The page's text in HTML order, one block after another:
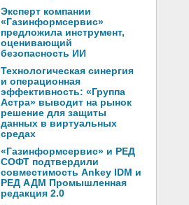
Эксперт компании
«Газинформсервис»
предложила инструмент,
оценивающий
безопасность ИИ
Технологическая синергия
и операционная
эффективность: «Группа
Астра» выводит на рынок
решение для защиты
данных в виртуальных
средах
«Газинформсервис» и РЕД
СОФТ подтвердили
совместимость Ankey IDM и
РЕД АДМ Промышленная
редакция 2.0